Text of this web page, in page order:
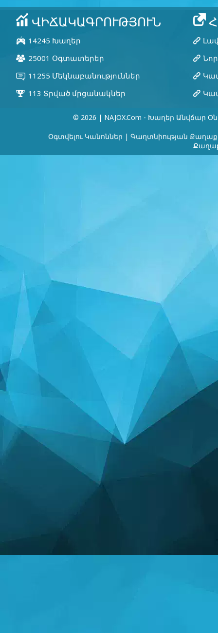
© 2026 | NAJOX.com - Խաղեր Անվճար
Օգտվելու Կանոններ | Գաղտնիության